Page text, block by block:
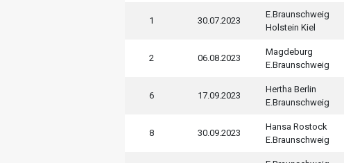
1 30.07.2023
E.Braunschweig
Holstein Kiel
2 06.08.2023
Magdeburg
E.Braunschweig
6 17.09.2023
Hertha Berlin
E.Braunschweig
8 30.09.2023
Hansa Rostock
E.Braunschweig